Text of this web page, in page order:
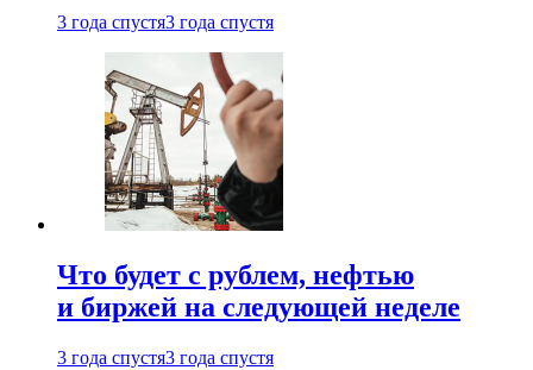
3 года спустя3 года спустя
Что будет с рублем, нефтью
и биржей на следующей неделе
3 года спустя3 года спустя